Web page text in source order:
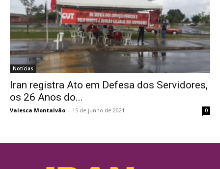
Notícias
Iran registra Ato em Defesa dos Servidores,
os 26 Anos do...
Valesca Montalvão - 15 de junho de 2021 0